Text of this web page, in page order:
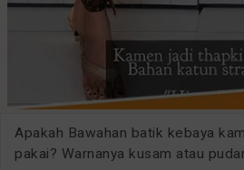
Apakah Bawahan batik kebaya
pakai? Warnanya kusam atau